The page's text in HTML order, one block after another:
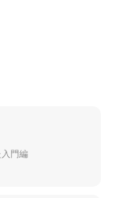
門編